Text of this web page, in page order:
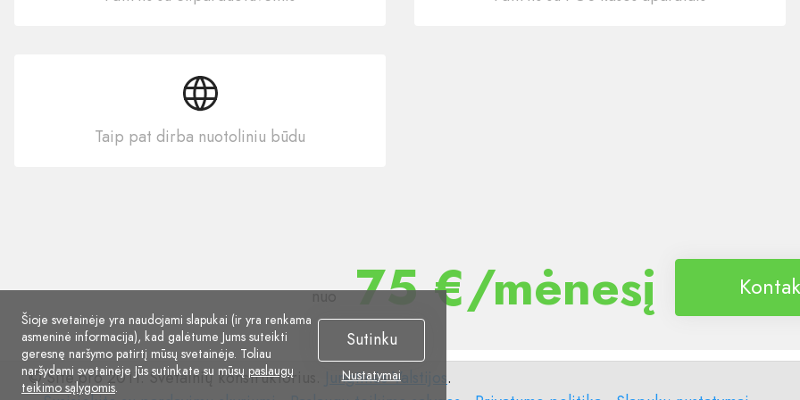
Taip pat dirba nuotoliniu būdu
nuo 75 €/mėnesį
© Site.pro 2011. Svetainių konstruktorius. Jungtinės Valstijos .
Šioje svetainėje yra naudojami slapukai (ir yra renkama
asmeninė informacija), kad galėtume Jums suteikti
geresnę naršymo patirtį mūsų svetainėje. Toliau
naršydami svetainėje Jūs sutinkate su mūsų paslaugų
teikimo sąlygomis.
Sutinku
Nustatymai